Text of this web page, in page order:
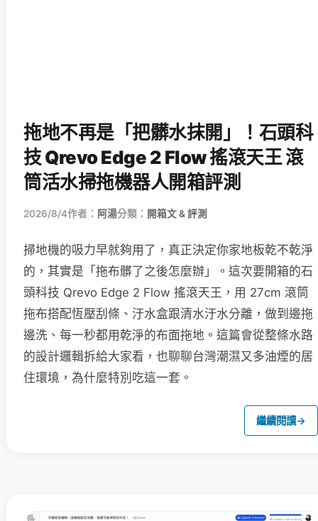
拖地不再是「把髒水抹開」！石頭科
技 Qrevo Edge 2 Flow 搖滾天王 滾
筒活水掃拖機器人開箱評測
2026/8/4作者： 阿湯分類： 開箱文 & 評測
掃地機的吸力早就夠用了，真正決定你家地板乾不乾淨
的，其實是「拖布髒了之後怎麼辦」。這次要開箱的石
頭科技 Qrevo Edge 2 Flow 搖滾天王，用 27cm 滾筒
拖布搭配恆壓刮條、汙水盒跟清水汙水分離，做到邊拖
邊洗、每一秒都用乾淨的布面拖地。這篇會從整條水路
的設計邏輯拆給大家看，也聊聊台灣潮濕又多油煙的居
住環境，為什麼特別吃這一套。
繼續閱讀→